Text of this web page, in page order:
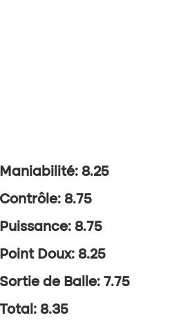
Maniabilité: 8.25
Contrôle: 8.75
Puissance: 8.75
Point Doux: 8.25
Sortie de Balle: 7.75
Total: 8.35